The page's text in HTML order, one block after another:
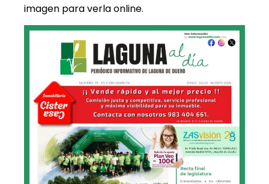
imagen para verla online.